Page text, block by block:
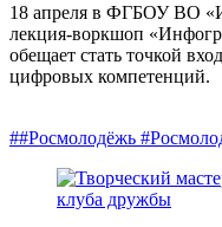
18 апреля в ФГБОУ ВО
лекция-воркшоп
обещает стать точкой
цифровых компетенций.
##Росмолодёжь